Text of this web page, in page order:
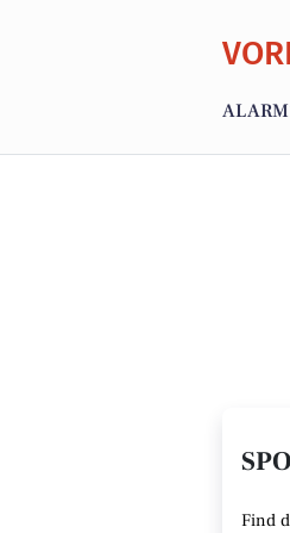
Find